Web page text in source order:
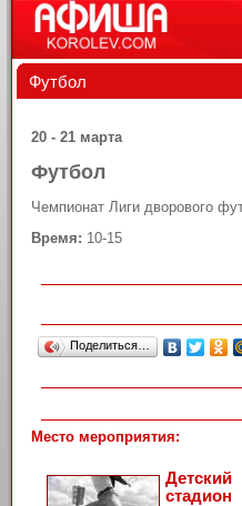
Футбол
20 - 21 марта
Футбол
Чемпионат Лиги дворового
Время: 10-15
Поделиться…
Место мероприятия:
Детский
стадион